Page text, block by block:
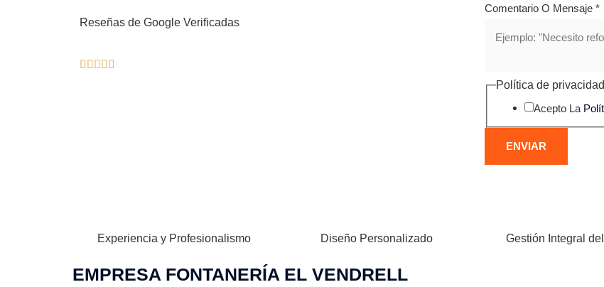
Reseñas de Google Verificadas
Comentario O Mensaje *
Política de privacidad
Acepto La
ENVIAR
Experiencia y Profesionalismo Diseño Personalizado Gestión Integral
EMPRESA FONTANERÍA EL VENDRELL